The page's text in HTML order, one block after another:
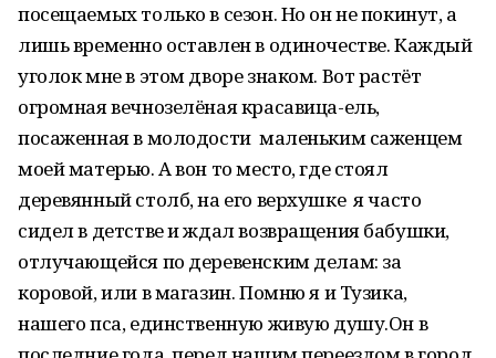
посещаемых только в сезон. Но он не покинут, а
лишь временно оставлен в одиночестве. Каждый
уголок мне в этом дворе знаком. Вот растёт
огромная вечнозелёная красавица-ель,
посаженная в молодости маленьким саженцем
моей матерью. А вон то место, где стоял
деревянный столб, на его верхушке я часто
сидел в детстве и ждал возвращения бабушки,
отлучающейся по деревенским делам: за
коровой, или в магазин. Помню я и Тузика,
нашего пса, единственную живую душу.Он в